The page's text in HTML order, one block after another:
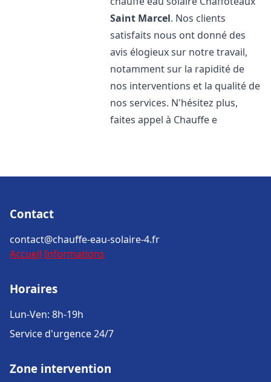
Saint Marcel. Nos clients
satisfaits nous ont donné des
avis élogieux sur notre travail,
notamment sur la rapidité de
nos interventions et la qualité de
nos services. N'hésitez plus,
faites appel à Chauffe e
Contact
contact@chauffe-eau-solaire-4.fr
Accueil Informations
Horaires
Lun-Ven: 8h-19h
Service d'urgence 24/7
Zone intervention